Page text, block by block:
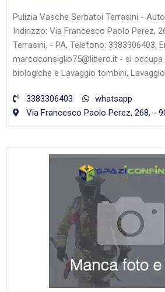
Pulizia Vasche Serbatoi Terrasini -
Indirizzo: Via Francesco Paolo Perez,
Terrasini, - PA, Telefono: 3383306403,
marcoconsiglio75@libero.it - si
biologiche e Lavaggio tombini,
3383306403
whatsapp
Via Francesco Paolo Perez, 268, -